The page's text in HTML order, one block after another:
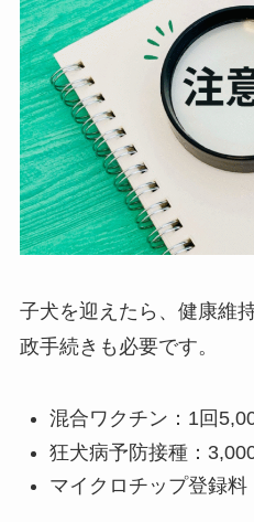
子犬を迎えたら、健康維
政手続きも必要です。
混合ワクチン：1回
狂犬病予防接種：
マイクロチップ登録料